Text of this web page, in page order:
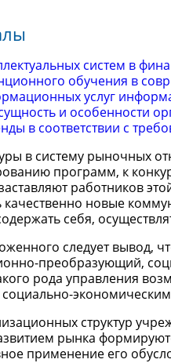
систем в
обучения в
услуг
и особенности
в соответствии с
в систему рыночных
программ, к
работников
качественно новые
себя,
следует вывод,
преобразующий,
рода управления
социально-
структур
рынка
применение его